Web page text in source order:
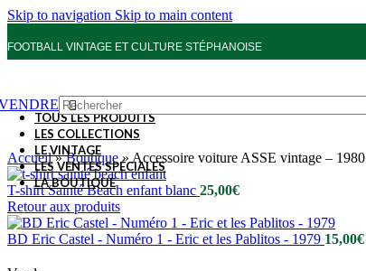
Skip to navigation Skip to main content
FOOTBALL VINTAGE ET CULTURE STÉPHANOISE
TOUS LES PRODUITS
LES COLLECTIONS
LE VINTAGE
LES VENTES SPÉCIALES
LA BOUTIQUE
Accueil»Boutique » Accessoire voiture ASSE vintage – 1980
T-shirt Sainté Beach enfant blanc 25,00€
Retour aux produits
BD Eric Castel - Numéro 1 - Eric et les Pablitos - 1979 15,00€